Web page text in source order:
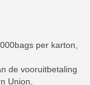
per karton,
de vooruitbetaling
Union,